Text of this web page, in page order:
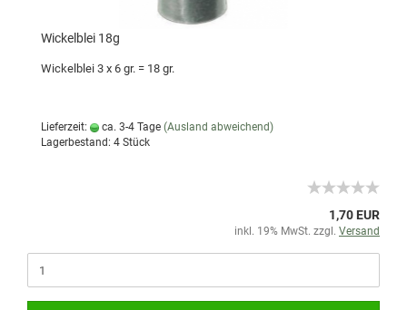
Wickelblei 18g
Wickelblei 3 x 6 gr. = 18 gr.
Lieferzeit: ca. 3-4 Tage (Ausland abweichend)
Lagerbestand: 4 Stück
1,70 EUR
inkl. 19% MwSt. zzgl. Versand